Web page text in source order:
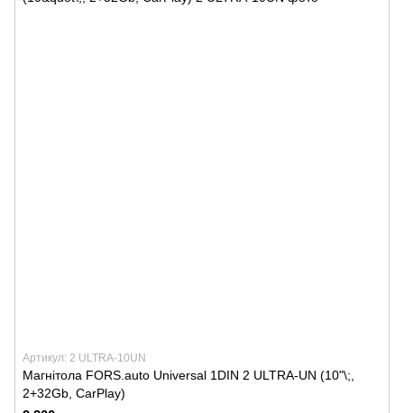
Артикул: 2 ULTRA-10UN
Магнітола FORS.auto Universal 1DIN 2 ULTRA-UN (10"\;,
2+32Gb, CarPlay)